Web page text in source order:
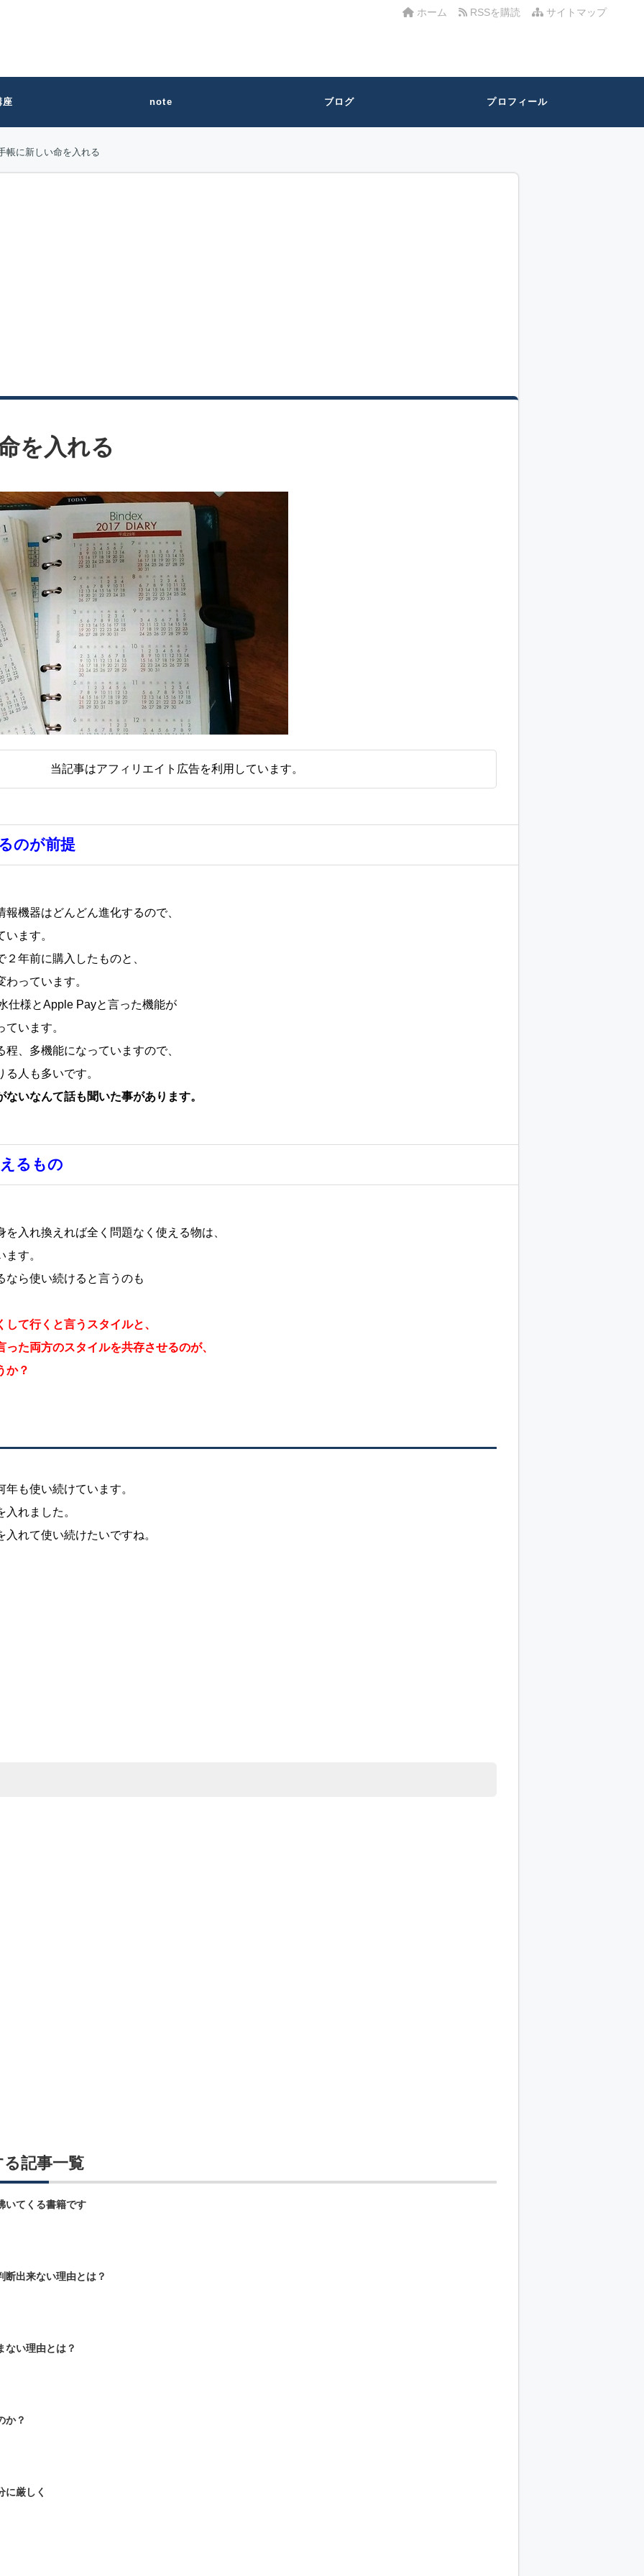
サイトマップ
RSSを購読
ホーム
座 note ブログ プロフィール
帳に新しい命を入れる
を入れる
当記事はアフィリエイト広告を利用しています。
のが前提
機器はどんどん進化するので、
ます。
年前に購入したものと、
っています。
仕様とApple Payと言った機能が
います。
、多機能になっていますので、
人も多いです。
いなんて話も聞いた事があります。
るもの
入れ換えれば全く問題なく使える物は、
す。
なら使い続けると言うのも
して行くと言うスタイルと、
た両方のスタイルを共存させるのが、
か？
も使い続けています。
れました。
れて使い続けたいですね。
記事一覧
いてくる書籍です
断出来ない理由とは？
ない理由とは？
か？
に厳しく